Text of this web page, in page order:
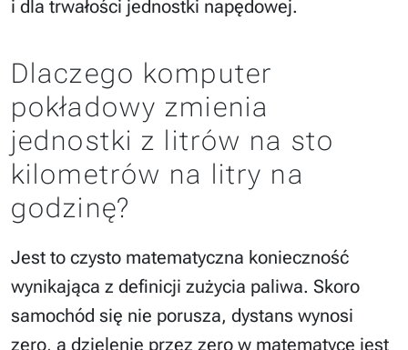
i dla trwałości jednostki napędowej.
Dlaczego komputer
pokładowy zmienia
jednostki z litrów na sto
kilometrów na litry na
godzinę?
Jest to czysto matematyczna konieczność
wynikająca z definicji zużycia paliwa. Skoro
samochód się nie porusza, dystans wynosi
zero, a dzielenie przez zero w matematyce jest